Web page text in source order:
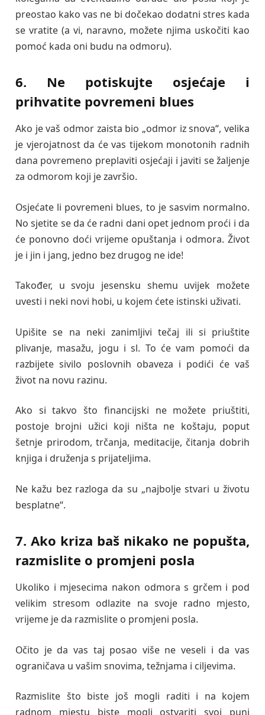
preostao kako vas ne bi dočekao dodatni stres kada
se vratite (a vi, naravno, možete njima uskočiti kao
pomoć kada oni budu na odmoru).
6. Ne potiskujte osjećaje i
prihvatite povremeni blues
Ako je vaš odmor zaista bio „odmor iz snova“, velika
je vjerojatnost da će vas tijekom monotonih radnih
dana povremeno preplaviti osjećaji i javiti se žaljenje
za odmorom koji je završio.
Osjećate li povremeni blues, to je sasvim normalno.
No sjetite se da će radni dani opet jednom proći i da
će ponovno doći vrijeme opuštanja i odmora. Život
je i jin i jang, jedno bez drugog ne ide!
Također, u svoju jesensku shemu uvijek možete
uvesti i neki novi hobi, u kojem ćete istinski uživati.
Upišite se na neki zanimljivi tečaj ili si priuštite
plivanje, masažu, jogu i sl. To će vam pomoći da
razbijete sivilo poslovnih obaveza i podići će vaš
život na novu razinu.
Ako si takvo što financijski ne možete priuštiti,
postoje brojni užici koji ništa ne koštaju, poput
šetnje prirodom, trčanja, meditacije, čitanja dobrih
knjiga i druženja s prijateljima.
Ne kažu bez razloga da su „najbolje stvari u životu
besplatne“.
7. Ako kriza baš nikako ne popušta,
razmislite o promjeni posla
Ukoliko i mjesecima nakon odmora s grčem i pod
velikim stresom odlazite na svoje radno mjesto,
vrijeme je da razmislite o promjeni posla.
Očito je da vas taj posao više ne veseli i da vas
ograničava u vašim snovima, težnjama i ciljevima.
Razmislite što biste još mogli raditi i na kojem
radnom mjestu biste mogli ostvariti svoj puni